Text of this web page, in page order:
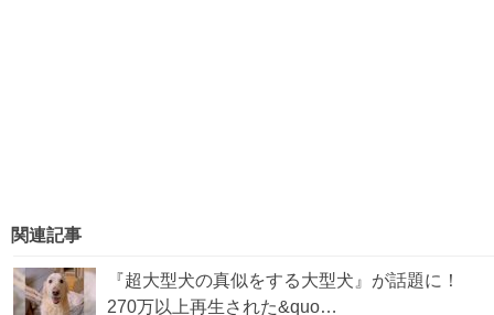
関連記事
『超大型犬の真似をする大型犬』が話題に！
270万以上再生された&quo…